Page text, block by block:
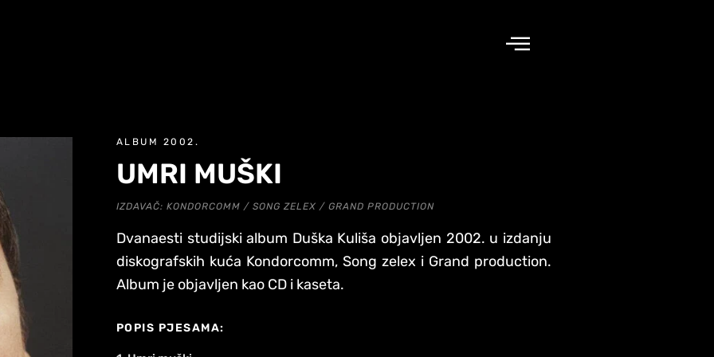
ALBUM 2002.
UMRI MUŠKI
IZDAVAČ: KONDORCOMM / SONG ZELEX / GRAND PRODUCTION
Dvanaesti studijski album Duška Kuliša objavljen 2002. u izdanju
diskografskih kuća Kondorcomm, Song zelex i Grand production.
Album je objavljen kao CD i kaseta.
POPIS PJESAMA: